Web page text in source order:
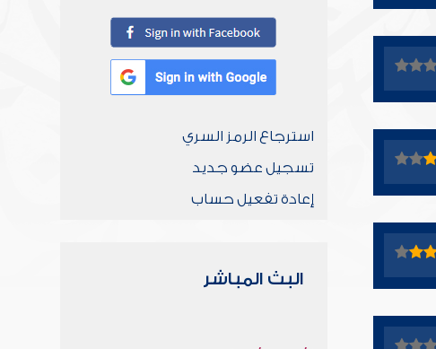
استرجاع الرمز السري
تسجيل عضو جديد
إعادة تفعيل حساب
البث المباشر